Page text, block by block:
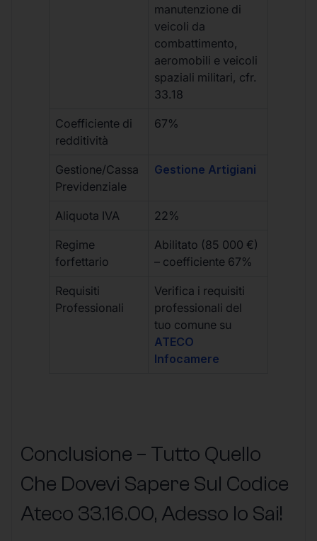
manutenzione di
veicoli da
combattimento,
aeromobili e veicoli
spaziali militari, cfr.
33.18
Coefficiente di
redditività
67%
Gestione/Cassa
Previdenziale
Gestione Artigiani
Aliquota IVA 22%
Regime
forfettario
Abilitato (85 000 €)
– coefficiente 67%
Requisiti
Professionali
Verifica i requisiti
professionali del
tuo comune su
ATECO
Infocamere
Conclusione – Tutto Quello
Che Dovevi Sapere Sul Codice
Ateco 33.16.00, Adesso lo Sai!